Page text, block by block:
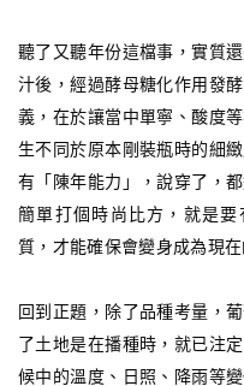
聽了又聽年份這檔事，實質
汁後，經過酵母糖化作用發
義，在於讓當中單寧、酸度
生不同於原本剛裝瓶時的細
有「陳年能力」，說穿了，
簡單打個時尚比方，就是
質，才能確保會變身成為現
回到正題，除了品種考量，
了土地是在播種時，就已注
候中的溫度、日照、降雨等